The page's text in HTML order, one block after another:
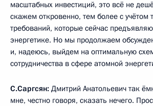
масштабных инвестиций, это всё не
скажем откровенно, тем более с учётом
требований, которые сейчас
энергетике. Но мы продолжаем
и, надеюсь, выйдем на оптимальную
сотрудничества в сфере атомной
С.Саргсян: Дмитрий Анатольевич так
мне, честно говоря, сказать нечего.